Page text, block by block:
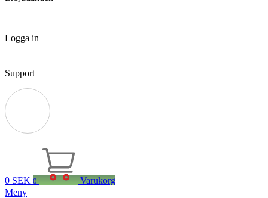
Logga in
Support
0 SEK 0
Varukorg
Meny